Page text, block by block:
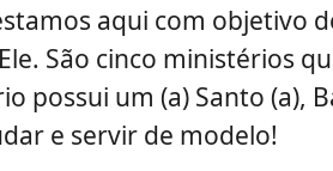
aqui com objetivo
São cinco ministérios
possui um (a) Santo (a),
e servir de modelo!